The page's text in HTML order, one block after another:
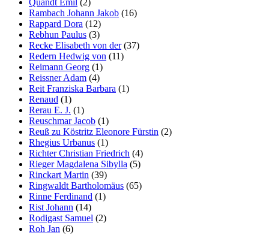
Rambach Johann Jakob (16)
Rappard Dora (12)
Rebhun Paulus (3)
Recke Elisabeth von der(37)
Redern Hedwig von (11)
Reimann Georg (1)
Reissner Adam (4)
Reit Franziska Barbara (1)
Renaud (1)
Rerau E. J. (1)
Reuschmar Jacob (1)
Reuß zu Köstritz Eleonore Fürstin (2)
Rhegius Urbanus (1)
Richter Christian Friedrich (4)
Rieger Magdalena Sibylla (5)
Rinckart Martin (39)
Ringwaldt Bartholomäus (65)
Rinne Ferdinand (1)
Rist Johann (14)
Rodigast Samuel (2)
Roh Jan (6)